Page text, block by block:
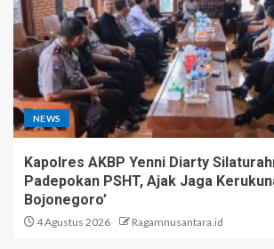
NEWS
Kapolres AKBP Yenni Diarty
Padepokan PSHT, Ajak Jaga
Bojonegoro’
4 Agustus 2026 Ragamnusantara.id